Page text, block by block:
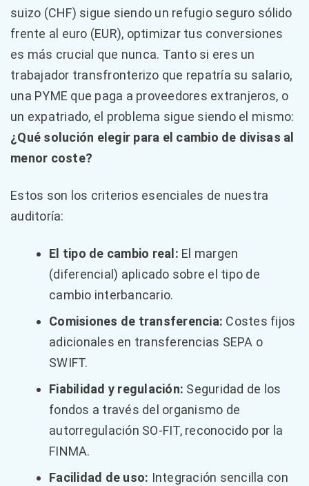
suizo (CHF) sigue siendo un refugio seguro sólido
frente al euro (EUR), optimizar tus conversiones
es más crucial que nunca. Tanto si eres un
trabajador transfronterizo que repatría su salario,
una PYME que paga a proveedores extranjeros, o
un expatriado, el problema sigue siendo el mismo:
¿Qué solución elegir para el cambio de divisas al
menor coste?
Estos son los criterios esenciales de nuestra
auditoría:
El tipo de cambio real: El margen
(diferencial) aplicado sobre el tipo de
cambio interbancario.
Comisiones de transferencia: Costes fijos
adicionales en transferencias SEPA o
SWIFT.
Fiabilidad y regulación: Seguridad de los
fondos a través del organismo de
autorregulación SO-FIT, reconocido por la
FINMA.
Facilidad de uso: Integración sencilla con